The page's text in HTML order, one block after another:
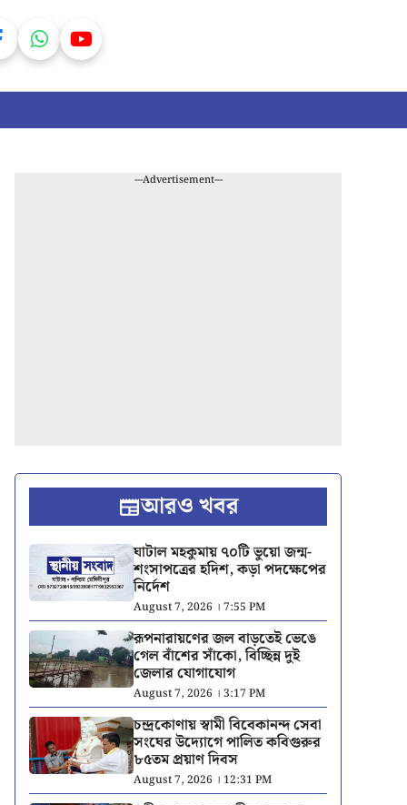
---Advertisement---
আরও খবর
ঘাটাল মহকুমায় ৭০টি ভুয়ো জন্ম-
শংসাপত্রের হদিশ, কড়া পদক্ষেপের
নির্দেশ
August 7, 2026 । 7:55 PM
রূপনারায়ণের জল বাড়তেই ভেঙে
গেল বাঁশের সাঁকো, বিচ্ছিন্ন দুই
জেলার যোগাযোগ
August 7, 2026 । 3:17 PM
চন্দ্রকোণায় স্বামী বিবেকানন্দ সেবা
সংঘের উদ্যোগে পালিত কবিগুরুর
৮৫তম প্রয়াণ দিবস
August 7, 2026 । 12:31 PM